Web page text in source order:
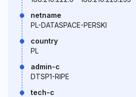
netname
PL-DATASPACE-PERSKI
country
PL
admin-c
DTSP1-RIPE
tech-c